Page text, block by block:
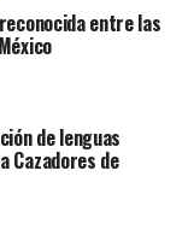
entre las
de lenguas
Cazadores de